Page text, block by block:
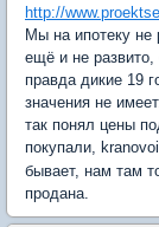
http://
Мы на ипотеку не
ещё и не
правда дикие 19
значения не
так понял цены
покупали,
бывает, нам там
продана.